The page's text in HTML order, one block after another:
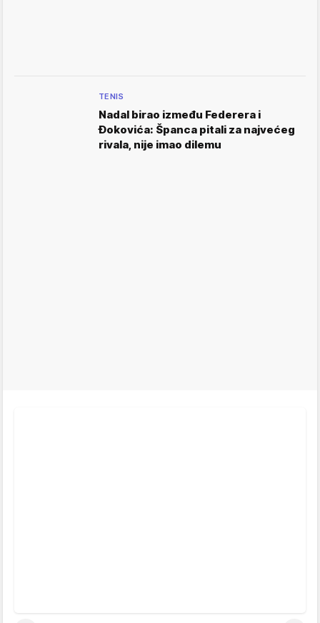
TENIS
Nadal birao između Federera i
Đokovića: Španca pitali za najvećeg
rivala, nije imao dilemu